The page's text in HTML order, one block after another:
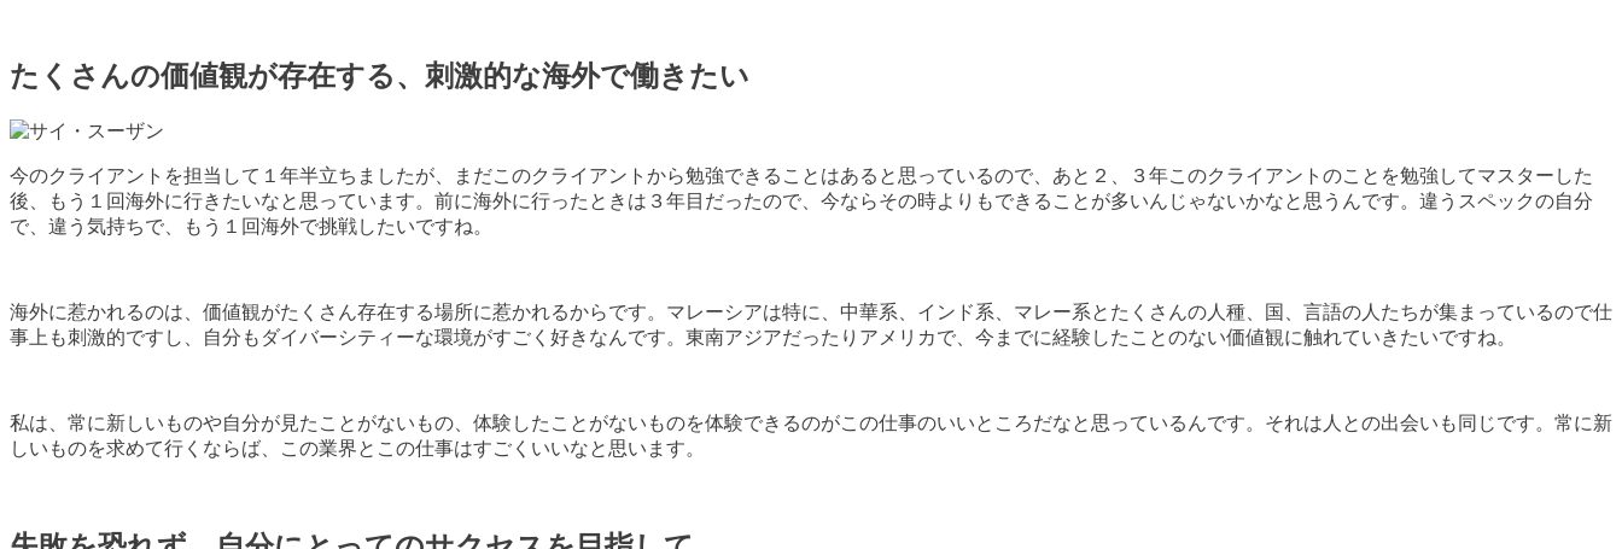
たくさんの価値観が存在する、刺激的な海外で働きたい
今のクライアントを担当して１年半立ちましたが、まだこのクライアントから勉強できることはあると思っているので、あと２、３年このクライアントのことを勉強してマスターした
後、もう１回海外に行きたいなと思っています。前に海外に行ったときは３年目だったので、今ならその時よりもできることが多いんじゃないかなと思うんです。違うスペックの自分
で、違う気持ちで、もう１回海外で挑戦したいですね。
海外に惹かれるのは、価値観がたくさん存在する場所に惹かれるからです。マレーシアは特に、中華系、インド系、マレー系とたくさんの人種、国、言語の人たちが集まっているので仕
事上も刺激的ですし、自分もダイバーシティーな環境がすごく好きなんです。東南アジアだったりアメリカで、今までに経験したことのない価値観に触れていきたいですね。
私は、常に新しいものや自分が見たことがないもの、体験したことがないものを体験できるのがこの仕事のいいところだなと思っているんです。それは人との出会いも同じです。常に新
しいものを求めて行くならば、この業界とこの仕事はすごくいいなと思います。